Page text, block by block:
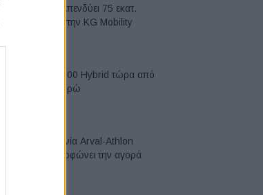
Η Chery επενδύει 75 εκατ.
δολάρια στην KG Mobility
Το FIAT 500 Hybrid τώρα από
18.990 ευρώ
Η συμφωνία Arval-Athlon
αναδιαμορφώνει την αγορά